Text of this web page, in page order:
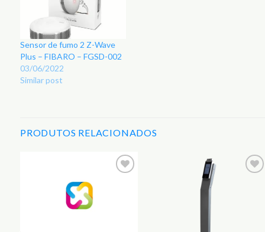
Sensor de fumo 2 Z-Wave
Plus – FIBARO – FGSD-002
03/06/2022
Similar post
PRODUTOS RELACIONADOS